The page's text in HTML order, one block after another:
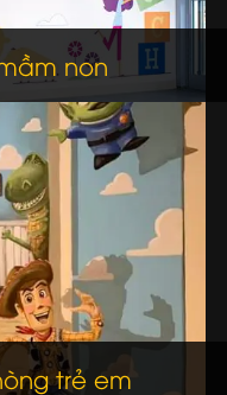
non
trẻ em